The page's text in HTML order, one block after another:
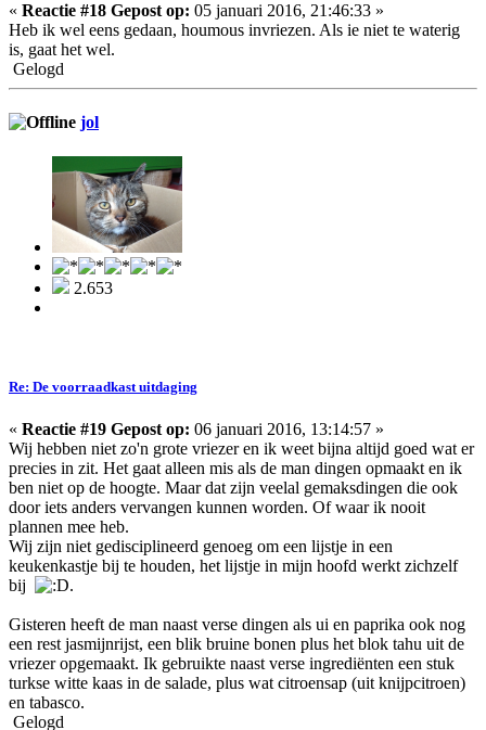
« Reactie #18 Gepost op: 05 januari 2016, 21:46:33 »
Heb ik wel eens gedaan, houmous invriezen. Als ie niet te waterig
is, gaat het wel.
Gelogd
jol
2.653
Re: De voorraadkast uitdaging
« Reactie #19 Gepost op: 06 januari 2016, 13:14:57 »
Wij hebben niet zo'n grote vriezer en ik weet bijna altijd goed wat er
precies in zit. Het gaat alleen mis als de man dingen opmaakt en ik
ben niet op de hoogte. Maar dat zijn veelal gemaksdingen die ook
door iets anders vervangen kunnen worden. Of waar ik nooit
plannen mee heb.
Wij zijn niet gedisciplineerd genoeg om een lijstje in een
keukenkastje bij te houden, het lijstje in mijn hoofd werkt zichzelf
bij
.
Gisteren heeft de man naast verse dingen als ui en paprika ook nog
een rest jasmijnrijst, een blik bruine bonen plus het blok tahu uit de
vriezer opgemaakt. Ik gebruikte naast verse ingrediënten een stuk
turkse witte kaas in de salade, plus wat citroensap (uit knijpcitroen)
en tabasco.
Gelogd